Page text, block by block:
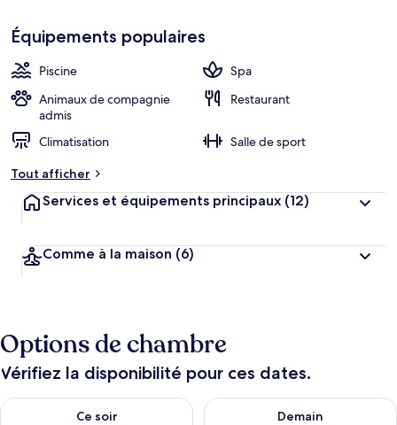
Équipements populaires
Piscine
Spa
Animaux de compagnie
admis
Restaurant
Climatisation
Salle de sport
Tout afficher
Services et équipements principaux (12)
Comme à la maison (6)
Options de chambre
Vérifiez la disponibilité pour ces dates.
Ce soir
Vérifier la disponibilité pour ce soir août 9 - août 10
Demain
Vérifier la disponibilité pour